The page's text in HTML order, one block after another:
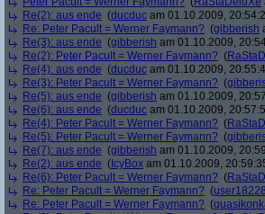
Re(2): aus ende (ducduc am 01.10.2009,
Re: Peter Pacult = Werner Faymann? (gibberish
Re(3): aus ende (gibberish am 01.10.2009,
Re(2): Peter Pacult = Werner Faymann? (
Re(4): aus ende (ducduc am 01.10.2009,
Re(3): Peter Pacult = Werner Faymann? (
Re(5): aus ende (gibberish am 01.10.2009,
Re(6): aus ende (ducduc am 01.10.2009,
Re(4): Peter Pacult = Werner Faymann? (
Re(5): Peter Pacult = Werner Faymann? (
Re(7): aus ende (gibberish am 01.10.2009,
Re(2): aus ende ( IcyBox am 01.10.2009,
Re(6): Peter Pacult = Werner Faymann? (
Re: Peter Pacult = Werner Faymann? (
Re: Peter Pacult = Werner Faymann? (